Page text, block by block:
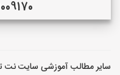
سایر مطالب آموزشی سایت نت